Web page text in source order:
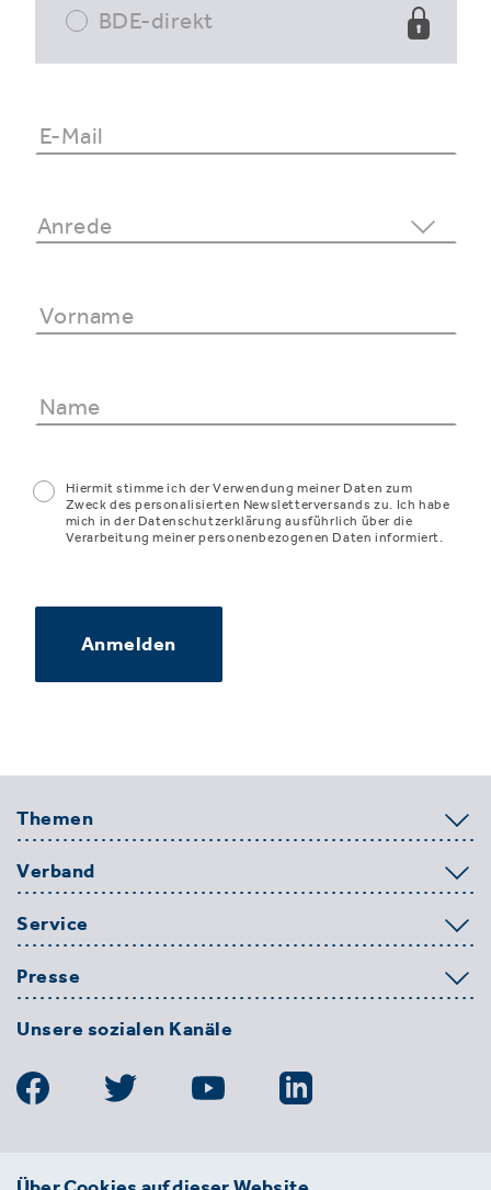
BDE-direkt
Hiermit stimme ich der Verwendung meiner Daten zum
Zweck des personalisierten Newsletterversands zu. Ich habe
mich in der Datenschutzerklärung ausführlich über die
Verarbeitung meiner personenbezogenen Daten informiert.
Anmelden
Themen
Verband
Service
Presse
Unsere sozialen Kanäle
BDE